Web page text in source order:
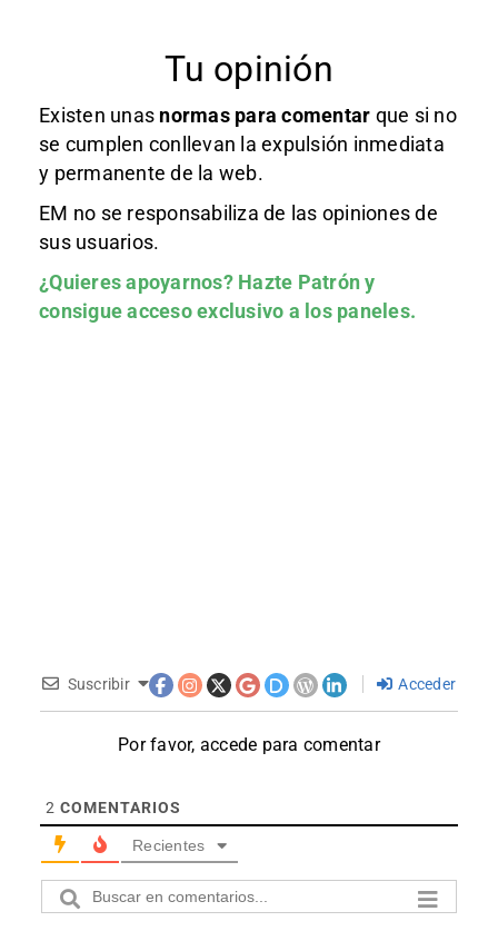
Tu opinión
Existen unas normas para comentar que si no
se cumplen conllevan la expulsión inmediata
y permanente de la web.
EM no se responsabiliza de las opiniones de
sus usuarios.
¿Quieres apoyarnos? Hazte Patróny
consigue acceso exclusivo a los paneles.
Suscribir Acceder
Por favor, accede para comentar
2 COMENTARIOS
Recientes